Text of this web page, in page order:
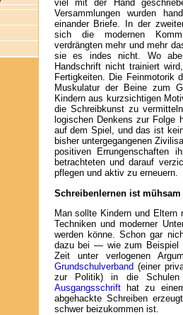
viel mit der Hand
Versammlungen wurden
einander Briefe. In der
sich die modernen
verdrängten mehr und mehr
sie es indes nicht. Wo
Handschrift nicht trainiert
Fertigkeiten. Die Feinmotorik
Muskulatur der Beine zum
Kindern aus kurzsichtigen
die Schreibkunst zu
logischen Denkens zur Folge
auf dem Spiel, und das ist
bisher untergegangenen
positiven Errungenschaften
betrachteten und darauf
pflegen und aktiv zu erneuern.
Schreibenlernen ist
Man sollte Kindern und
Techniken und moderner
werden könne. Schon gar
dazu bei — wie zum
Zeit unter verlogenen
Grundschulverband (einer
zur Politik) in die
Ausgangsschrifthat zu
abgehackte Schreiben
schwer beizukommen ist.